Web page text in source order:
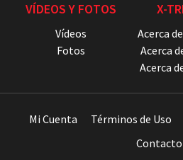
VÍDEOS Y FOTOS
Vídeos
Fotos
X-
Acerca
Acerca
Acerca
Mi Cuenta Términos de Uso
Contacto